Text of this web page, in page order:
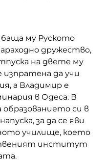
му Руското
дружество,
на двете му
изпратена да учи
а Владимир е
в Одеса. В
образованието си в
за да се яви
училище, което
институт